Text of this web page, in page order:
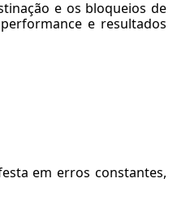
e os bloqueios de
e resultados
em erros constantes,